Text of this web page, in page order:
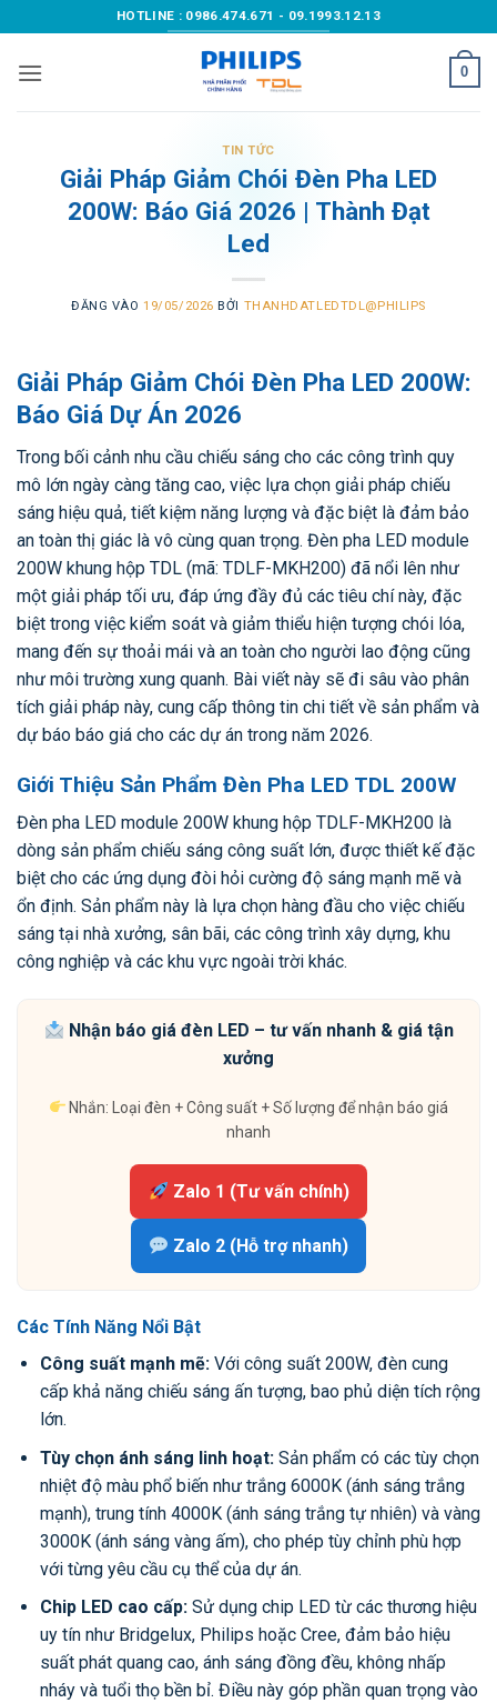
qua
nội
HOTLINE : 0986.474.671 - 09.1993.12.13
0
TIN TỨC
Giải Pháp Giảm Chói Đèn Pha LED
200W: Báo Giá 2026 | Thành Đạt
Led
ĐĂNG VÀO19/05/2026 BỞI THANHDATLEDTDL@PHILIPS
Giải Pháp Giảm Chói Đèn Pha LED 200W:
Báo Giá Dự Án 2026
Trong bối cảnh nhu cầu chiếu sáng cho các công trình quy
mô lớn ngày càng tăng cao, việc lựa chọn giải pháp chiếu
sáng hiệu quả, tiết kiệm năng lượng và đặc biệt là đảm bảo
an toàn thị giác là vô cùng quan trọng. Đèn pha LED module
200W khung hộp TDL (mã: TDLF-MKH200) đã nổi lên như
một giải pháp tối ưu, đáp ứng đầy đủ các tiêu chí này, đặc
biệt trong việc kiểm soát và giảm thiểu hiện tượng chói lóa,
mang đến sự thoải mái và an toàn cho người lao động cũng
như môi trường xung quanh. Bài viết này sẽ đi sâu vào phân
tích giải pháp này, cung cấp thông tin chi tiết về sản phẩm và
dự báo báo giá cho các dự án trong năm 2026.
Giới Thiệu Sản Phẩm Đèn Pha LED TDL 200W
Đèn pha LED module 200W khung hộp TDLF-MKH200 là
dòng sản phẩm chiếu sáng công suất lớn, được thiết kế đặc
biệt cho các ứng dụng đòi hỏi cường độ sáng mạnh mẽ và
ổn định. Sản phẩm này là lựa chọn hàng đầu cho việc chiếu
sáng tại nhà xưởng, sân bãi, các công trình xây dựng, khu
công nghiệp và các khu vực ngoài trời khác.
Nhận báo giá đèn LED – tư vấn nhanh & giá tận
xưởng
Nhắn: Loại đèn + Công suất + Số lượng để nhận báo giá
nhanh
Zalo 1 (Tư vấn chính)
Zalo 2 (Hỗ trợ nhanh)
Các Tính Năng Nổi Bật
Công suất mạnh mẽ:Với công suất 200W, đèn cung
cấp khả năng chiếu sáng ấn tượng, bao phủ diện tích rộng
lớn.
Tùy chọn ánh sáng linh hoạt:Sản phẩm có các tùy chọn
nhiệt độ màu phổ biến như trắng 6000K (ánh sáng trắng
mạnh), trung tính 4000K (ánh sáng trắng tự nhiên) và vàng
3000K (ánh sáng vàng ấm), cho phép tùy chỉnh phù hợp
với từng yêu cầu cụ thể của dự án.
Chip LED cao cấp:Sử dụng chip LED từ các thương hiệu
uy tín như Bridgelux, Philips hoặc Cree, đảm bảo hiệu
suất phát quang cao, ánh sáng đồng đều, không nhấp
nháy và tuổi thọ bền bỉ. Điều này góp phần quan trọng vào